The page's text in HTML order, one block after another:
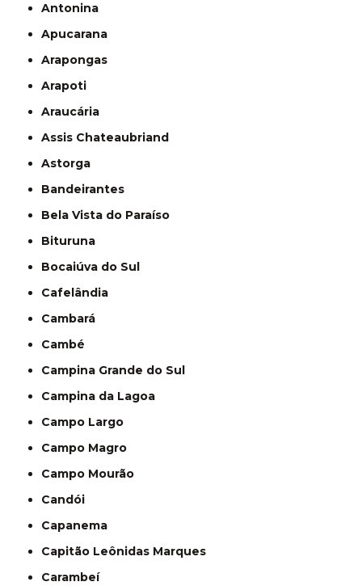
Antonina
Apucarana
Arapongas
Arapoti
Araucária
Assis Chateaubriand
Astorga
Bandeirantes
Bela Vista do Paraíso
Bituruna
Bocaiúva do Sul
Cafelândia
Cambará
Cambé
Campina Grande do Sul
Campina da Lagoa
Campo Largo
Campo Magro
Campo Mourão
Candói
Capanema
Capitão Leônidas Marques
Carambeí